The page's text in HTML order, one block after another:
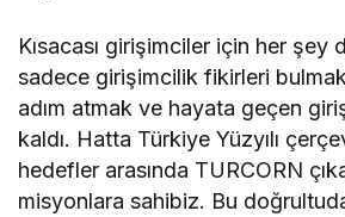
Kısacası girişimciler için her şey
sadece girişimcilik fikirleri
adım atmak ve hayata geçen
kaldı. Hatta Türkiye Yüzyılı
hedefler arasında TURCORN
misyonlara sahibiz. Bu